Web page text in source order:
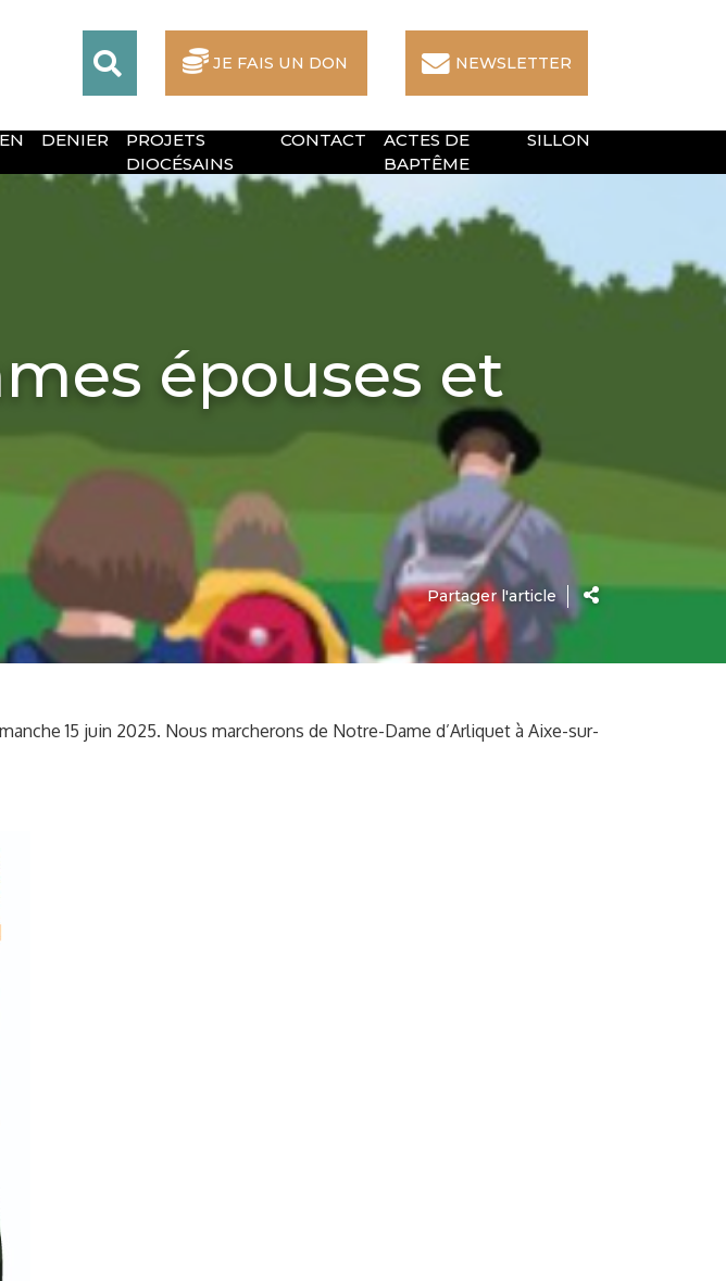
JE FAIS UN DON NEWSLETTER
DENIER
PROJETS
DIOCÉSAINS
CONTACT
ACTES DE
BAPTÊME
SILLON
épouses et
Partager l'article
15 juin 2025. Nous marcherons de Notre-Dame d’Arliquet à Aixe-sur-